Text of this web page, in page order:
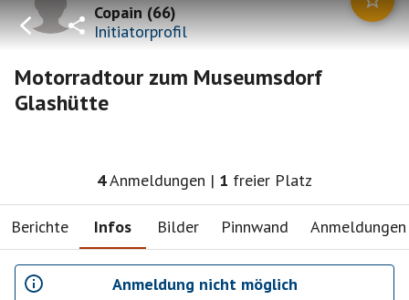
Copain(66)
Initiatorprofil
Motorradtour zum Museumsdorf
Glashütte
4Anmeldungen | 1 freier Platz
Berichte Infos Bilder Pinnwand Anmeldungen
Anmeldung nicht möglich